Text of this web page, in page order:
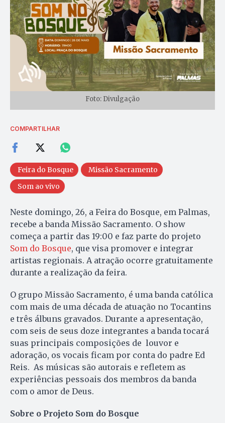
Foto: Divulgação
COMPARTILHAR
Feira do Bosque
Missão Sacramento
Som ao vivo
Neste domingo, 26, a Feira do Bosque, em Palmas,
recebe a banda Missão Sacramento. O show
começa a partir das 19:00 e faz parte do projeto
Som do Bosque, que visa promover e integrar
artistas regionais. A atração ocorre gratuitamente
durante a realização da feira.
O grupo Missão Sacramento, é uma banda católica
com mais de uma década de atuação no Tocantins
e três álbuns gravados. Durante a apresentação,
com seis de seus doze integrantes a banda tocará
suas principais composições de louvor e
adoração, os vocais ficam por conta do padre Ed
Reis. As músicas são autorais e refletem as
experiências pessoais dos membros da banda
com o amor de Deus.
Sobre o Projeto Som do Bosque